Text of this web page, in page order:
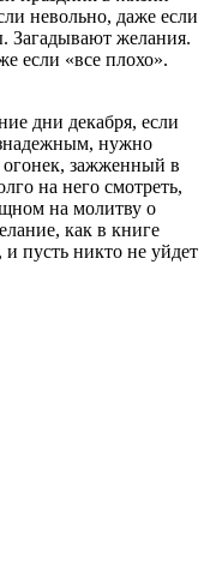
невольно, даже если
Загадывают желания.
если «все плохо».
дни декабря, если
нужно
зажженный в
на него смотреть,
на молитву о
как в книге
пусть никто не уйдет